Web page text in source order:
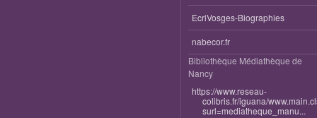
EcriVosges-Biographies
nabecor.fr
Bibliothèque Médiathèque de
Nancy
https://www.reseau-
colibris.fr/iguana/
surl=mediatheque_manu...